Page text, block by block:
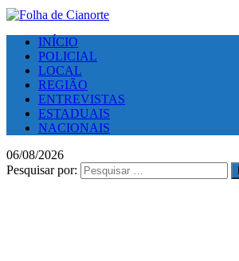
INÍCIO
POLICIAL
LOCAL
REGIÃO
ENTREVISTAS
ESTADUAIS
NACIONAIS
06/08/2026
Pesquisar por: